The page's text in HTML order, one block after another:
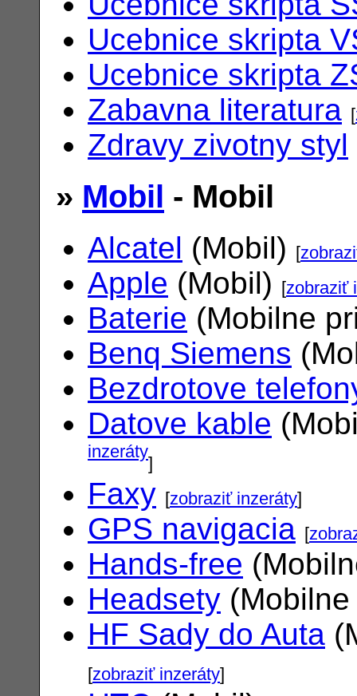
Ucebnice skripta
Ucebnice skripta
Zabavna literatura [
Zdravy zivotny styl
» Mobil - Mobil
Alcatel (Mobil) [
Apple (Mobil) [zobraziť
Baterie (Mobilne
Benq Siemens
Bezdrotove
Datove kable
inzeráty]
Faxy [zobraziť inzeráty]
GPS navigacia [
Hands-free
Headsety
HF Sady do Auta
[zobraziť inzeráty]